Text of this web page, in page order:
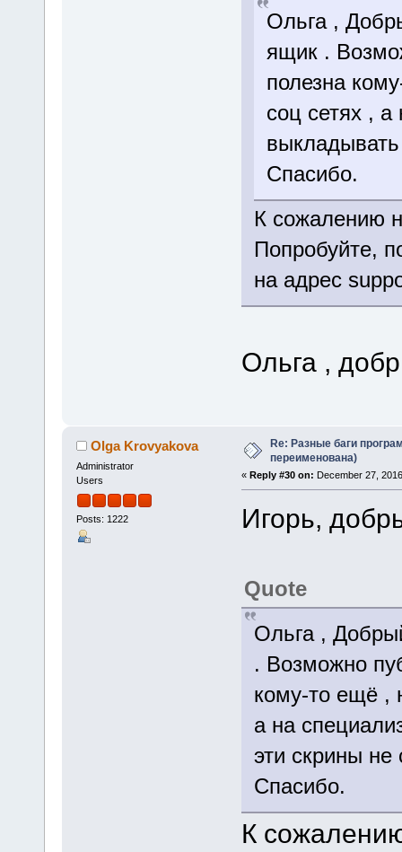
Ольга ,
ящик .
полезна
соц сетях , а
Спасибо.
К сожалению
Попробуйте,
на адрес
Ольга ,
Olga Krovyakova
Administrator
Users
Posts: 1222
Re: Разные баги
переименована)
« Reply #30 on: December 27,
Игорь,
Quote
Ольга ,
. Возможно
кому-то ещё ,
а на
эти скрины
Спасибо.
К